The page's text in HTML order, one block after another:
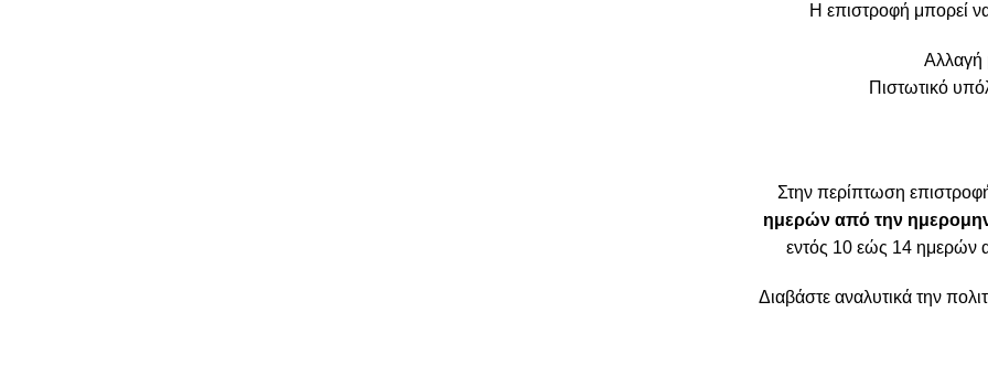
Η επιστροφή μπορεί
Αλλαγή
Πιστωτικό
Στην περίπτωση
ημερών από την
εντός 10 εώς 14 ημερών
Διαβάστε αναλυτικά την